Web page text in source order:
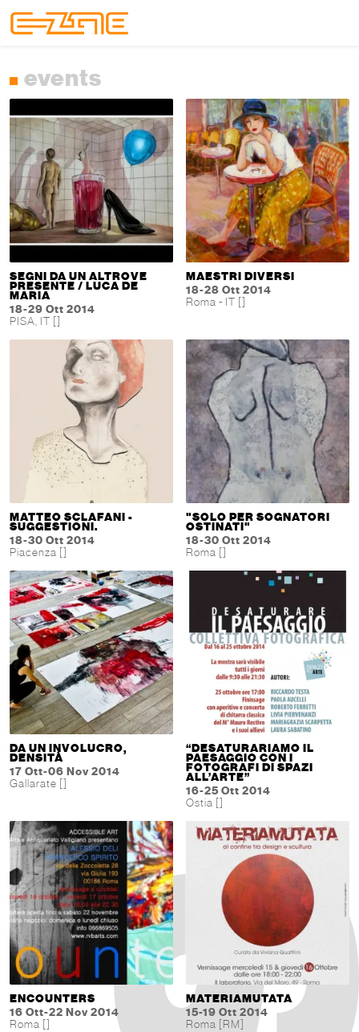
events
SEGNI DA UN ALTROVE
PRESENTE / LUCA DE
MARIA
18-29 Ott 2014
PISA, IT []
MAESTRI DIVERSI
18-28 Ott 2014
Roma - IT []
MATTEO SCLAFANI -
SUGGESTIONI.
18-30 Ott 2014
Piacenza []
"SOLO PER SOGNATORI
OSTINATI"
18-30 Ott 2014
Roma []
DA UN INVOLUCRO,
DENSITÀ
17 Ott-06 Nov 2014
Gallarate []
“DESATURARIAMO IL
PAESAGGIO CON I
FOTOGRAFI DI SPAZI
ALL’ARTE”
16-25 Ott 2014
Ostia []
ENCOUNTERS
16 Ott-22 Nov 2014
Roma []
MATERIAMUTATA
15-19 Ott 2014
Roma [RM]